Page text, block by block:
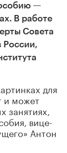
—
В работе
Совета
России,
для
и может
занятиях,
вице-
Антон